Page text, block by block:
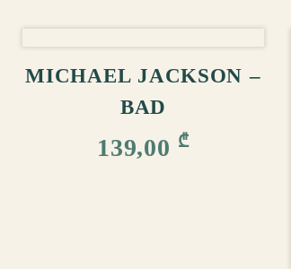
MICHAEL JACKSON –
BAD
139,00 ₾